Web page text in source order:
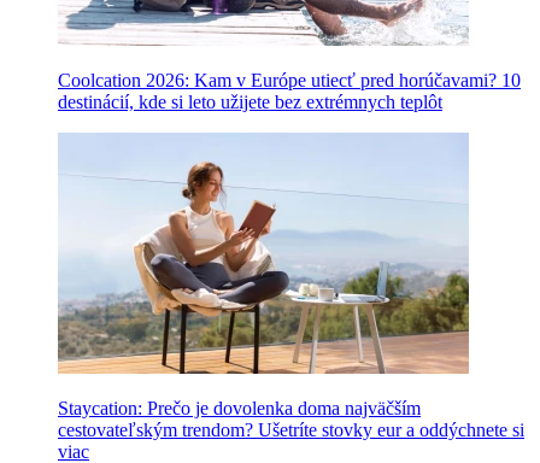
Coolcation 2026: Kam v Európe utiecť pred horúčavami? 10
destinácií, kde si leto užijete bez extrémnych teplôt
Staycation: Prečo je dovolenka doma najväčším
cestovateľským trendom? Ušetríte stovky eur a oddýchnete si
viac